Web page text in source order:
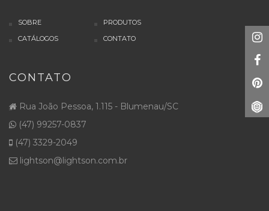
SOBRE
PRODUTOS
CATÁLOGOS
CONTATO
CONTATO
Rua João Pessoa, 1.115 - Blumenau/SC
(47) 99257-0837
(47) 3329-2049
lightson@lightson.com.br